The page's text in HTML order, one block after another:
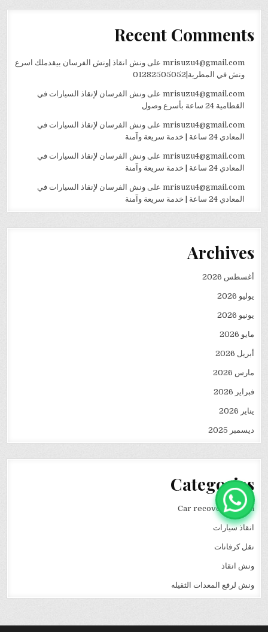
Recent Comments
mrisuzu4@gmail.comعلى ونش انقاذ |ونش الفرسان بيقدملك اسرع
ونش في المطرية|01282505052
mrisuzu4@gmail.comعلى ونش الفرسان لإنقاذ السيارات في
القطامية 24 ساعة بأسرع وصول
mrisuzu4@gmail.comعلى ونش الفرسان لإنقاذ السيارات في
المعادي 24 ساعة | خدمة سريعة وآمنة
mrisuzu4@gmail.comعلى ونش الفرسان لإنقاذ السيارات في
المعادي 24 ساعة | خدمة سريعة وآمنة
mrisuzu4@gmail.comعلى ونش الفرسان لإنقاذ السيارات في
المعادي 24 ساعة | خدمة سريعة وآمنة
Archives
أغسطس 2026
يوليو 2026
يونيو 2026
مايو 2026
أبريل 2026
مارس 2026
فبراير 2026
يناير 2026
ديسمبر 2025
Categories
Car recovery winch
انقاذ سيارات
نقل كرفانات
ونش انقاذ
ونش لرفع المعدات الثقيله